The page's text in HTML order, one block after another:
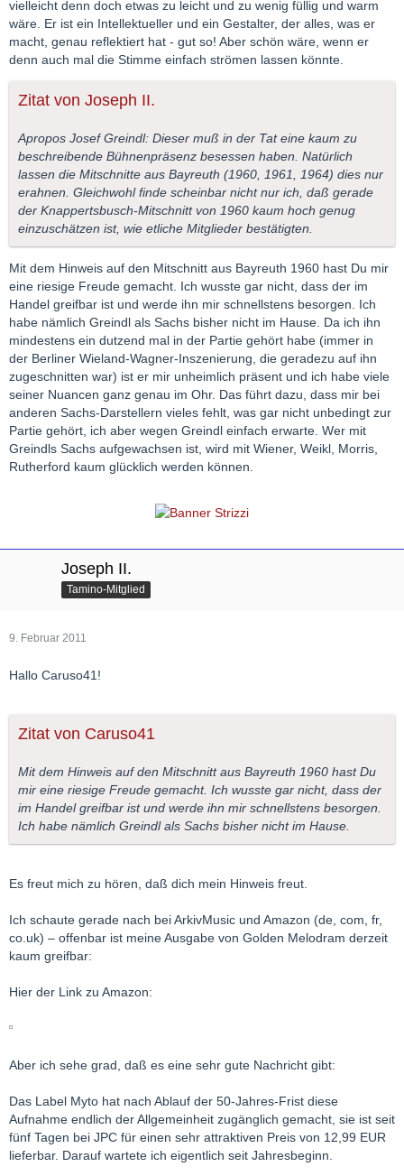
vielleicht denn doch etwas zu leicht und zu wenig füllig und warm
wäre. Er ist ein Intellektueller und ein Gestalter, der alles, was er
macht, genau reflektiert hat - gut so! Aber schön wäre, wenn er
denn auch mal die Stimme einfach strömen lassen könnte.
Zitat von Joseph II.
Apropos Josef Greindl: Dieser muß in der Tat eine kaum zu
beschreibende Bühnenpräsenz besessen haben. Natürlich
lassen die Mitschnitte aus Bayreuth (1960, 1961, 1964) dies nur
erahnen. Gleichwohl finde scheinbar nicht nur ich, daß gerade
der Knappertsbusch-Mitschnitt von 1960 kaum hoch genug
einzuschätzen ist, wie etliche Mitglieder bestätigten.
Mit dem Hinweis auf den Mitschnitt aus Bayreuth 1960 hast Du mir
eine riesige Freude gemacht. Ich wusste gar nicht, dass der im
Handel greifbar ist und werde ihn mir schnellstens besorgen. Ich
habe nämlich Greindl als Sachs bisher nicht im Hause. Da ich ihn
mindestens ein dutzend mal in der Partie gehört habe (immer in
der Berliner Wieland-Wagner-Inszenierung, die geradezu auf ihn
zugeschnitten war) ist er mir unheimlich präsent und ich habe viele
seiner Nuancen ganz genau im Ohr. Das führt dazu, dass mir bei
anderen Sachs-Darstellern vieles fehlt, was gar nicht unbedingt zur
Partie gehört, ich aber wegen Greindl einfach erwarte. Wer mit
Greindls Sachs aufgewachsen ist, wird mit Wiener, Weikl, Morris,
Rutherford kaum glücklich werden können.
Joseph II.
Tamino-Mitglied
9. Februar 2011
Hallo Caruso41!
Zitat von Caruso41
Mit dem Hinweis auf den Mitschnitt aus Bayreuth 1960 hast Du
mir eine riesige Freude gemacht. Ich wusste gar nicht, dass der
im Handel greifbar ist und werde ihn mir schnellstens besorgen.
Ich habe nämlich Greindl als Sachs bisher nicht im Hause.
Es freut mich zu hören, daß dich mein Hinweis freut.
Ich schaute gerade nach bei ArkivMusic und Amazon (de, com, fr,
co.uk) – offenbar ist meine Ausgabe von Golden Melodram derzeit
kaum greifbar:
Hier der Link zu Amazon:
Aber ich sehe grad, daß es eine sehr gute Nachricht gibt:
Das Label Myto hat nach Ablauf der 50-Jahres-Frist diese
Aufnahme endlich der Allgemeinheit zugänglich gemacht, sie ist seit
fünf Tagen bei JPC für einen sehr attraktiven Preis von 12,99 EUR
lieferbar. Darauf wartete ich eigentlich seit Jahresbeginn.